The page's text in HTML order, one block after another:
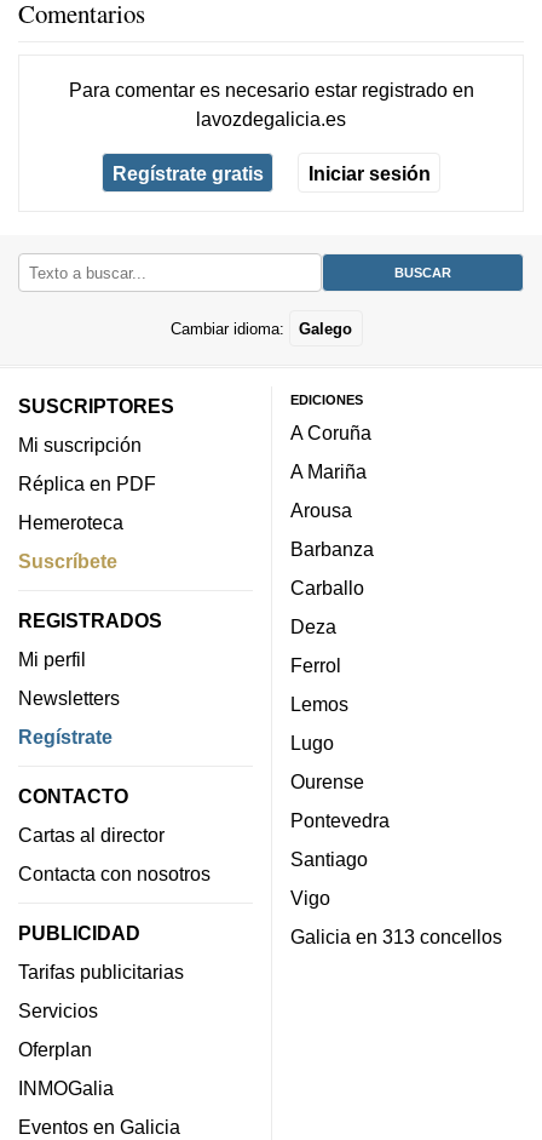
Comentarios
Para comentar es necesario estar registradoen
lavozdegalicia.es
Regístrate gratis Iniciar sesión
Cambiar idioma: Galego
SUSCRIPTORES
Mi suscripción
Réplica en PDF
Hemeroteca
Suscríbete
REGISTRADOS
Mi perfil
Newsletters
Regístrate
CONTACTO
Cartas al director
Contacta con nosotros
PUBLICIDAD
Tarifas publicitarias
Servicios
Oferplan
INMOGalia
Eventos en Galicia
EDICIONES
A Coruña
A Mariña
Arousa
Barbanza
Carballo
Deza
Ferrol
Lemos
Lugo
Ourense
Pontevedra
Santiago
Vigo
Galicia en 313 concellos